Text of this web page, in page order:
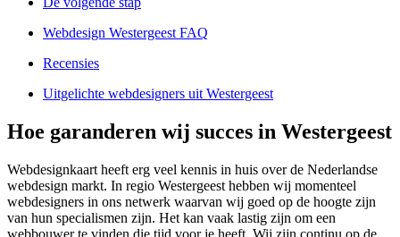
Webdesign Westergeest FAQ
Recensies
Uitgelichte webdesigners uit Westergeest
Hoe garanderen wij succes in Westergeest
Webdesignkaart heeft erg veel kennis in huis over de Nederlandse
webdesign markt. In regio Westergeest hebben wij momenteel
webdesigners in ons netwerk waarvan wij goed op de hoogte zijn
van hun specialismen zijn. Het kan vaak lastig zijn om een